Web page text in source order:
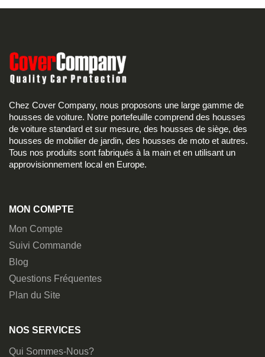
Chez Cover Company, nous proposons une large gamme de
housses de voiture. Notre portefeuille comprend des housses
de voiture standard et sur mesure, des housses de siège, des
housses de mobilier de jardin, des housses de moto et autres.
Tous nos produits sont fabriqués à la main et en utilisant un
approvisionnement local en Europe.
MON COMPTE
Mon Compte
Suivi Commande
Blog
Questions Fréquentes
Plan du Site
NOS SERVICES
Qui Sommes-Nous?